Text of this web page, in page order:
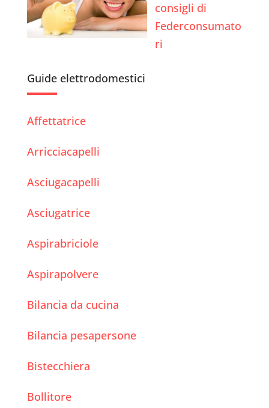
consigli di
Federconsumato
ri
Guide elettrodomestici
Affettatrice
Arricciacapelli
Asciugacapelli
Asciugatrice
Aspirabriciole
Aspirapolvere
Bilancia da cucina
Bilancia pesapersone
Bistecchiera
Bollitore